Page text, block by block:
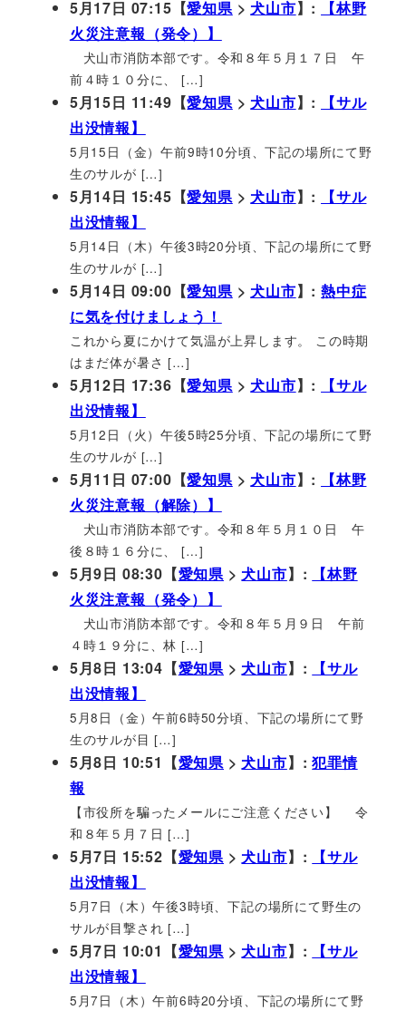
5月17日 07:15【愛知県 > 犬山市】:
【林野
火災注意報（発令）】
犬山市消防本部です。令和８年５月１７日 午
前４時１０分に、 […]
5月15日 11:49【愛知県 > 犬山市】:
【サル
出没情報】
5月15日（金）午前9時10分頃、下記の場所にて野
生のサルが […]
5月14日 15:45【愛知県 > 犬山市】:
【サル
出没情報】
5月14日（木）午後3時20分頃、下記の場所にて野
生のサルが […]
5月14日 09:00【愛知県 > 犬山市】:熱中症
に気を付けましょう！
これから夏にかけて気温が上昇します。 この時期
はまだ体が暑さ […]
5月12日 17:36【愛知県 > 犬山市】:
【サル
出没情報】
5月12日（火）午後5時25分頃、下記の場所にて野
生のサルが […]
5月11日 07:00【愛知県 > 犬山市】:
【林野
火災注意報（解除）】
犬山市消防本部です。令和８年５月１０日 午
後８時１６分に、 […]
5月9日 08:30【愛知県 > 犬山市】:
【林野
火災注意報（発令）】
犬山市消防本部です。令和８年５月９日 午前
４時１９分に、林 […]
5月8日 13:04【愛知県 > 犬山市】:
【サル
出没情報】
5月8日（金）午前6時50分頃、下記の場所にて野
生のサルが目 […]
5月8日 10:51【愛知県 > 犬山市】:犯罪情
報
【市役所を騙ったメールにご注意ください】 令
和８年５月７日 […]
5月7日 15:52【愛知県 > 犬山市】:
【サル
出没情報】
5月7日（木）午後3時頃、下記の場所にて野生の
サルが目撃され […]
5月7日 10:01【愛知県 > 犬山市】:
【サル
出没情報】
5月7日（木）午前6時20分頃、下記の場所にて野